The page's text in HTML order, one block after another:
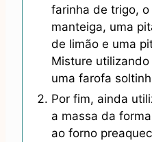
farinha de trigo,
manteiga, uma
de limão e uma
Misture
uma farofa
Por fim, ainda
a massa da
ao forno